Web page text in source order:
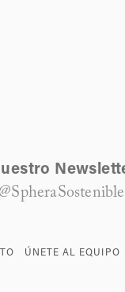
ÚNETE AL EQUIPO